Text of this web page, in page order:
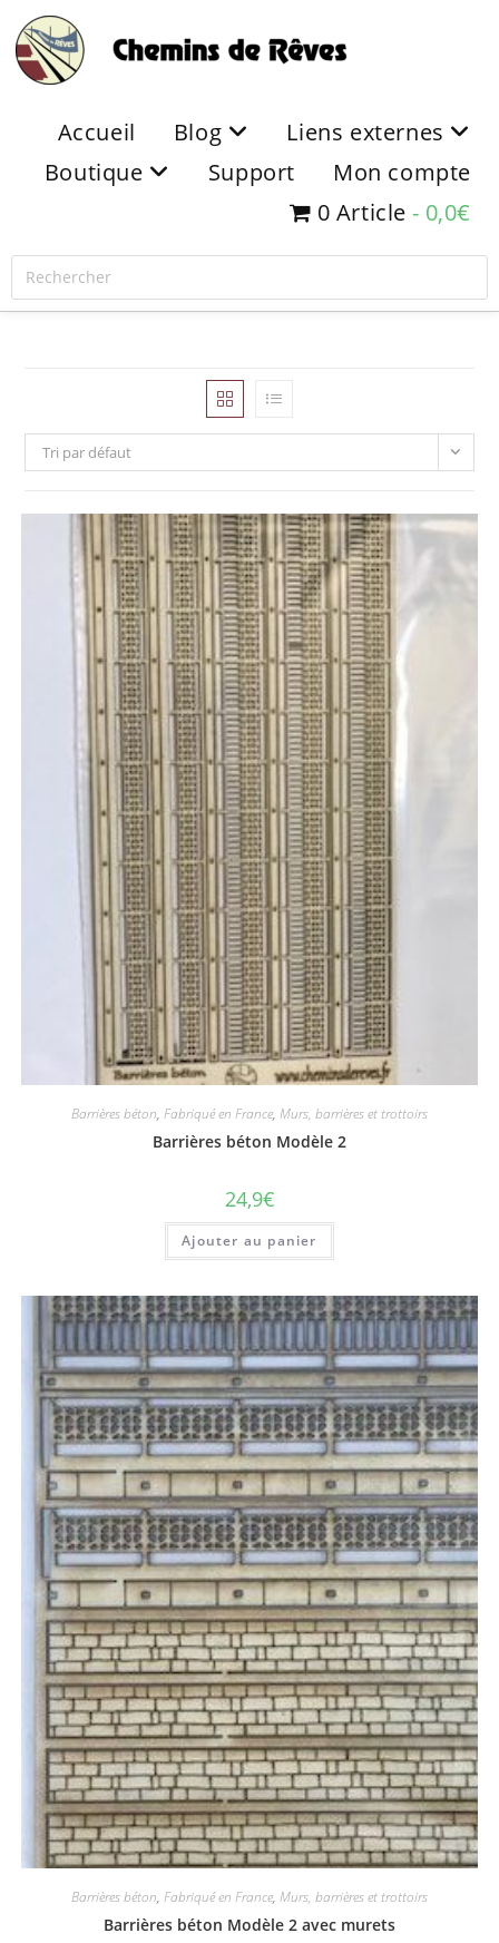
Accueil Blog
Liens externes
Boutique
Support
Mon compte
0 Article
0,0€
Tri par défaut
Barrières béton, Fabriqué en France, Murs, barrières et trottoirs
Barrières béton Modèle 2
24,9€
Ajouter au panier
Barrières béton, Fabriqué en France, Murs, barrières et trottoirs
Barrières béton Modèle 2 avec murets